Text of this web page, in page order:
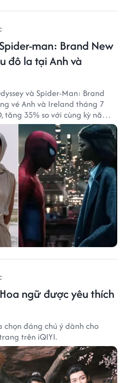
man: Brand New
đô la tại Anh và
và Spider-Man: Brand
vé Anh và Ireland tháng 7
tăng 35% so với cùng kỳ năm
ngữ được yêu thích
đáng chú ý dành cho
trên iQIYI.